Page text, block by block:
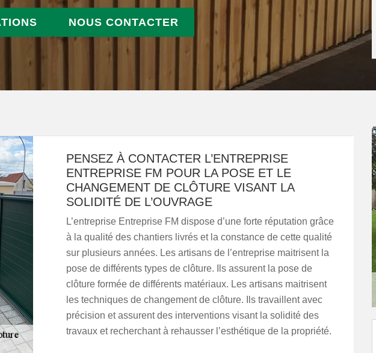
NOUS CONTACTER
PENSEZ À CONTACTER L’ENTREPRISE
ENTREPRISE FM POUR LA POSE ET LE
CHANGEMENT DE CLÔTURE VISANT LA
SOLIDITÉ DE L’OUVRAGE
L’entreprise Entreprise FM dispose d’une forte réputation grâce
à la qualité des chantiers livrés et la constance de cette qualité
sur plusieurs années. Les artisans de l’entreprise maitrisent la
pose de différents types de clôture. Ils assurent la pose de
clôture formée de différents matériaux. Les artisans maitrisent
les techniques de changement de clôture. Ils travaillent avec
précision et assurent des interventions visant la solidité des
travaux et recherchant à rehausser l’esthétique de la propriété.